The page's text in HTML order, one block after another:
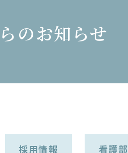
のお知らせ
採用情報 看護部